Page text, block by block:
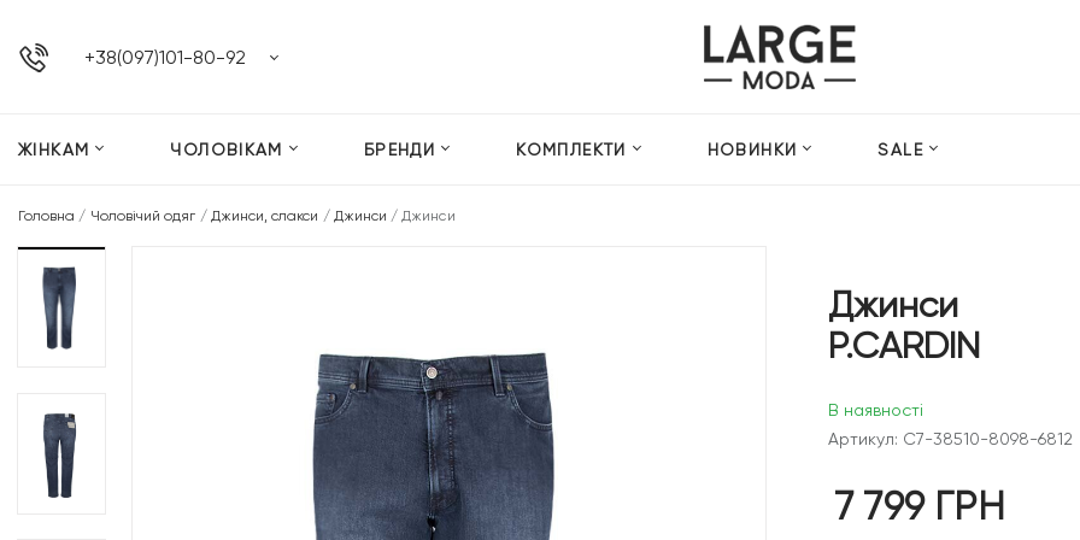
+38(097)101-80-92
ЖІНКАМ ЧОЛОВІКАМ БРЕНДИ КОМПЛЕКТИ НОВИНКИ SALE
Головна / Чоловічий одяг / Джинси, слакси / Джинси /Джинси
Джинси
P.CARDIN
В наявності
Артикул: C7-38510-8098-6812
7 799 ГРН